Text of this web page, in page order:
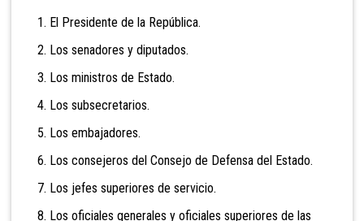
1. El Presidente de la República.
2. Los senadores y diputados.
3. Los ministros de Estado.
4. Los subsecretarios.
5. Los embajadores.
6. Los consejeros del Consejo de Defensa del Estado.
7. Los jefes superiores de servicio.
8. Los oficiales generales y oficiales superiores de las